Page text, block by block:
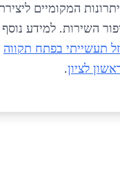
המקומיים
השירות. למידע נוסף
תעשייתי בפתח תקווה
לציון.